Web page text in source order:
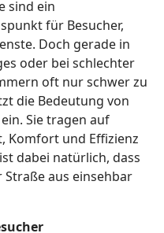
sind ein
für Besucher,
Doch gerade in
oder bei schlechter
oft nur schwer zu
die Bedeutung von
Sie tragen auf
Komfort und Effizienz
dabei natürlich, dass
aus einsehbar